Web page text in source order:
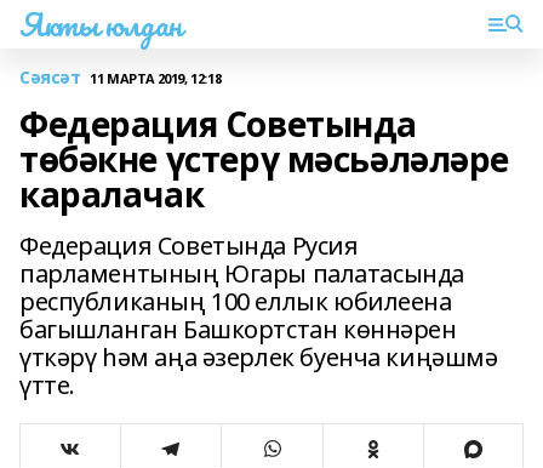
Якты юлдан
Сәясәт 11 МАРТА 2019, 12:18
Федерация Советында
төбәкне үстерү мәсьәләләре
каралачак
Федерация Советында Русия
парламентының Югары палатасында
республиканың 100 еллык юбилеена
багышланган Башкортстан көннәрен
үткәрү һәм аңа әзерлек буенча киңәшмә
үтте.